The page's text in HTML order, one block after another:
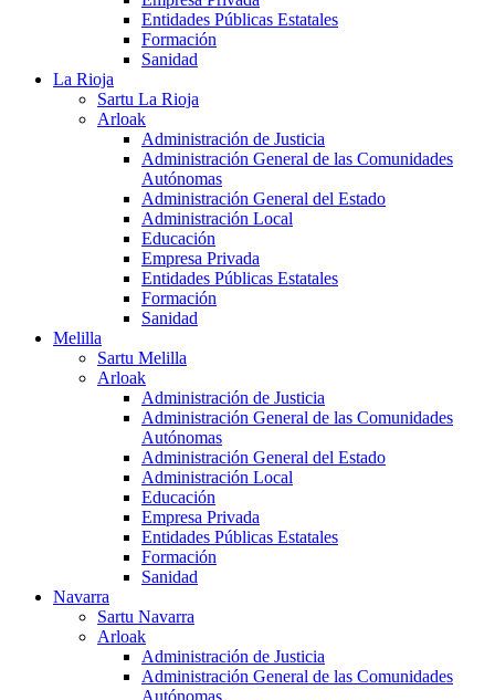
Entidades Públicas Estatales
Formación
Sanidad
La Rioja
Sartu La Rioja
Arloak
Administración de Justicia
Administración General de las Comunidades
Autónomas
Administración General del Estado
Administración Local
Educación
Empresa Privada
Entidades Públicas Estatales
Formación
Sanidad
Melilla
Sartu Melilla
Arloak
Administración de Justicia
Administración General de las Comunidades
Autónomas
Administración General del Estado
Administración Local
Educación
Empresa Privada
Entidades Públicas Estatales
Formación
Sanidad
Navarra
Sartu Navarra
Arloak
Administración de Justicia
Administración General de las Comunidades